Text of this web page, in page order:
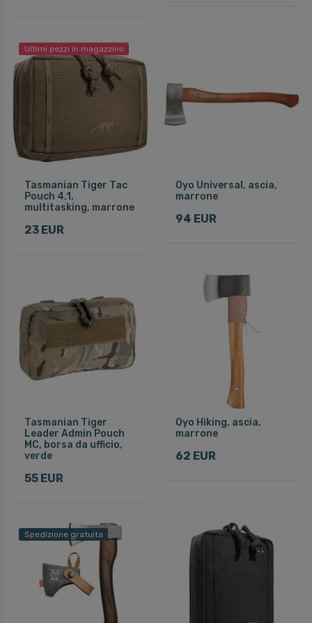
Ultimi pezzi in magazzino
Tasmanian Tiger Tac
Pouch 4.1,
multitasking, marrone
23 EUR
Oyo Universal, ascia,
marrone
94 EUR
Tasmanian Tiger
Leader Admin Pouch
MC, borsa da ufficio,
verde
55 EUR
Oyo Hiking, ascia,
marrone
62 EUR
Spedizione gratuita